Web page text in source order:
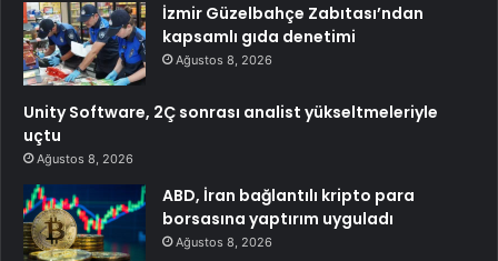
İzmir Güzelbahçe Zabıtası’ndan
kapsamlı gıda denetimi
Ağustos 8, 2026
Unity Software, 2Ç sonrası analist yükseltmeleriyle
uçtu
Ağustos 8, 2026
ABD, İran bağlantılı kripto para
borsasına yaptırım uyguladı
Ağustos 8, 2026